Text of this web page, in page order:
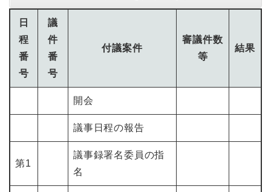
日
程
番
号
議
件
番
号
付議案件
審議件数
等
結果
開会
議事日程の報告
第1
議事録署名委員の指
名